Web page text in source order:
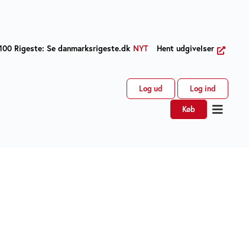
Rigeste: Se danmarksrigeste.dk NYT Hent udgivelser
Log ud Log ind
Køb